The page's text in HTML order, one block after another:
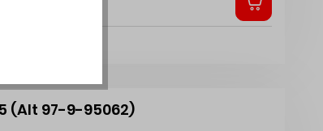
(Alt 97-9-95062)